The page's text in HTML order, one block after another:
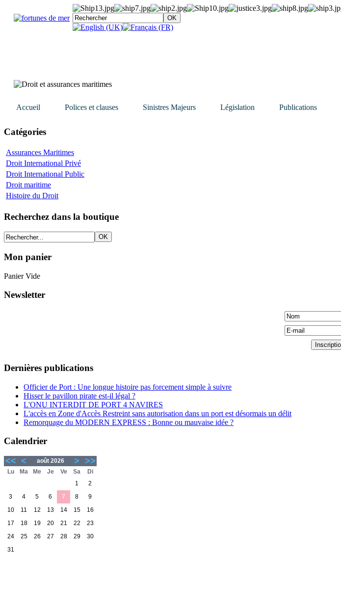
Accueil Polices et clauses Sinistres Majeurs Législation Publications
Catégories
Assurances Maritimes
Droit International Privé
Droit International Public
Droit maritime
Histoire du Droit
Recherchez dans la boutique
Mon panier
Panier Vide
Newsletter
Dernières publications
Officier de Port : Une longue histoire pas forcement simple à suivre
Hisser le pavillon pirate est-il légal ?
L'ONU INTERDIT DE PORT 4 NAVIRES
L'accès en Zone d'Accès Restreint sans autorisation dans un port est désormais un délit
Remorquage du MODERN EXPRESS : Bonne ou mauvaise idée ?
Calendrier
<< < août 2026 > >>
Lu Ma Me Je Ve Sa
Di
1
2
3
4 5 6 7 8
9
10
11 12 13 14 15
16
17
18 19 20 21 22
23
24
25 26 27 28 29
30
31